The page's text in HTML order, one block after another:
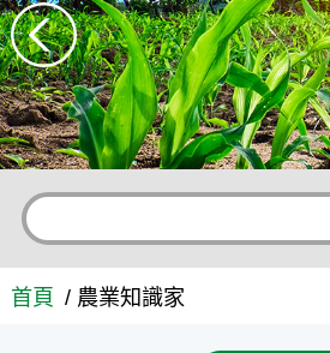
首頁 農業知識家